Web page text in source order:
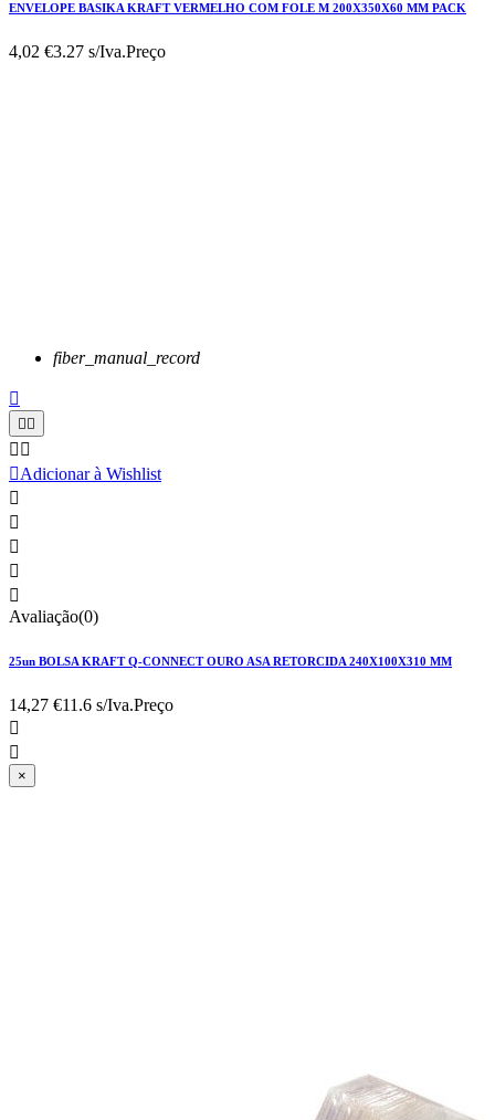
ENVELOPE BASIKA KRAFT VERMELHO COM FOLE M 200X350X60 MM PACK
4,02 €3.27 s/Iva.Preço
fiber_manual_record

 
 
Adicionar à Wishlist





Avaliação(0)
25un BOLSA KRAFT Q-CONNECT OURO ASA RETORCIDA 240X100X310 MM
14,27 €11.6 s/Iva.Preço


×